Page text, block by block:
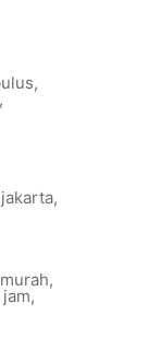
,
,
,
,
,